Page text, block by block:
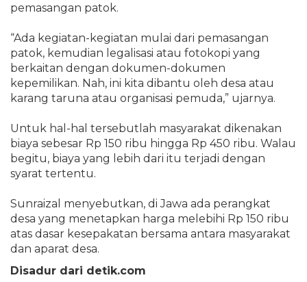
pemasangan patok.
“Ada kegiatan-kegiatan mulai dari pemasangan
patok, kemudian legalisasi atau fotokopi yang
berkaitan dengan dokumen-dokumen
kepemilikan. Nah, ini kita dibantu oleh desa atau
karang taruna atau organisasi pemuda,” ujarnya.
Untuk hal-hal tersebutlah masyarakat dikenakan
biaya sebesar Rp 150 ribu hingga Rp 450 ribu. Walau
begitu, biaya yang lebih dari itu terjadi dengan
syarat tertentu.
Sunraizal menyebutkan, di Jawa ada perangkat
desa yang menetapkan harga melebihi Rp 150 ribu
atas dasar kesepakatan bersama antara masyarakat
dan aparat desa.
Disadur dari detik.com